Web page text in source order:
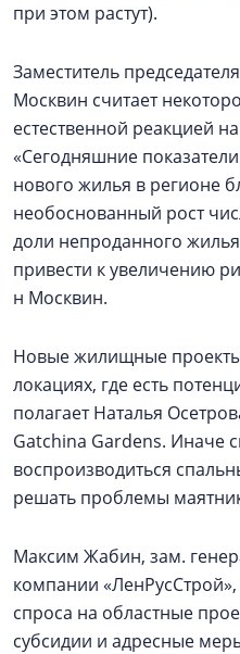
при этом растут).
Заместитель
Москвин считает
естественной реакцией
«Сегодняшние
нового жилья в регионе
необоснованный рост
доли непроданного
привести к увеличению
н Москвин.
Новые жилищные проекты
локациях, где есть
полагает Наталья
Gatchina Gardens. Иначе
воспроизводиться
решать проблемы
Максим Жабин, зам.
компании «ЛенРусСтрой»,
спроса на областные
субсидии и адресные